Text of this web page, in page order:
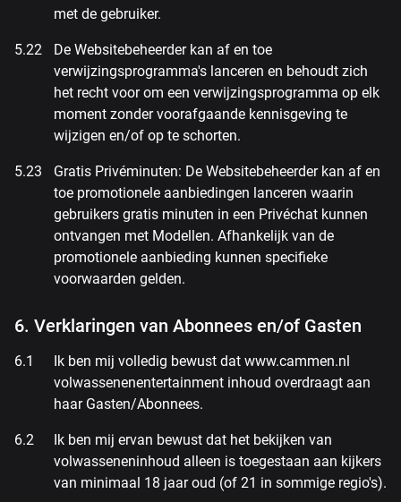
met de gebruiker.
De Websitebeheerder kan af en toe
verwijzingsprogramma's lanceren en behoudt zich
het recht voor om een verwijzingsprogramma op elk
moment zonder voorafgaande kennisgeving te
wijzigen en/of op te schorten.
Gratis Privéminuten: De Websitebeheerder kan af en
toe promotionele aanbiedingen lanceren waarin
gebruikers gratis minuten in een Privéchat kunnen
ontvangen met Modellen. Afhankelijk van de
promotionele aanbieding kunnen specifieke
voorwaarden gelden.
6. Verklaringen van Abonnees en/of Gasten
Ik ben mij volledig bewust dat www.cammen.nl
volwassenenentertainment inhoud overdraagt aan
haar Gasten/Abonnees.
Ik ben mij ervan bewust dat het bekijken van
volwasseneninhoud alleen is toegestaan aan kijkers
van minimaal 18 jaar oud (of 21 in sommige regio's).